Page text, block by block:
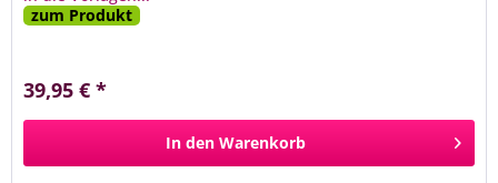
zum Produkt
39,95 € *
In den Warenkorb